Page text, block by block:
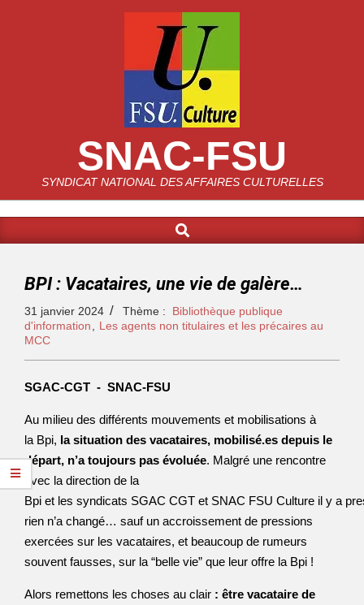
SNAC-FSU
SYNDICAT NATIONAL DES AFFAIRES CULTURELLES
BPI : Vacataires, une vie de galère…
31 janvier 2024 Thème :
Bibliothèque publique
d'information
Les agents non titulaires et les précaires au
MCC
SGAC-CGT - SNAC-FSU
Au milieu des différents mouvements et mobilisations à
la Bpi, la situation des vacataires, mobilisé.es depuis le
départ, n’a toujours pas évoluée. Malgré une rencontre
avec la direction de la
Bpi et les syndicats SGAC CGT et SNAC FSU Culture il y a
rien n’a changé… sauf un accroissement de pressions
exercées sur les vacataires, et beaucoup de rumeurs
souvent fausses, sur la “belle vie” que leur offre la Bpi !
Alors remettons les choses au clair : être vacataire de